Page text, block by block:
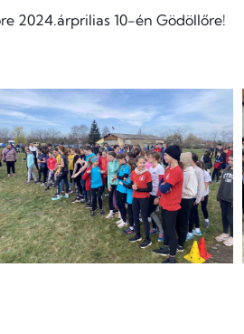
2024.árprilias 10-én Gödöllőre!